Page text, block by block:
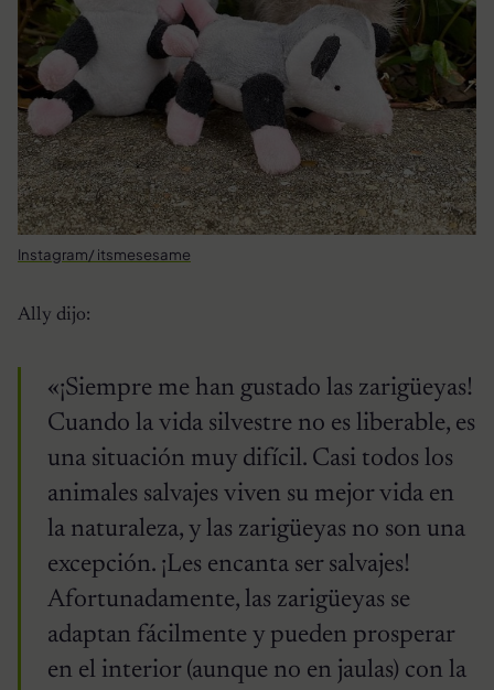
Instagram/ itsmesesame
Ally dijo:
«¡Siempre me han gustado las zarigüeyas!
Cuando la vida silvestre no es liberable, es
una situación muy difícil. Casi todos los
animales salvajes viven su mejor vida en
la naturaleza, y las zarigüeyas no son una
excepción. ¡Les encanta ser salvajes!
Afortunadamente, las zarigüeyas se
adaptan fácilmente y pueden prosperar
en el interior (aunque no en jaulas) con la